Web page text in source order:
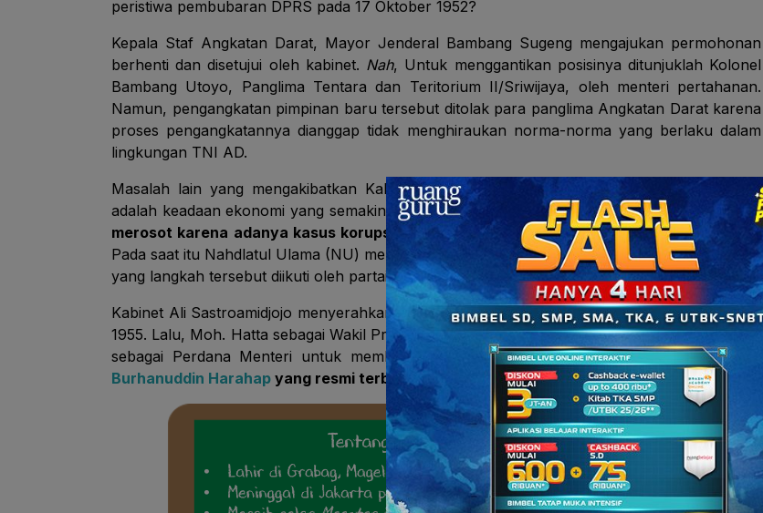
peristiwa pembubaran DPRS pada 17 Oktober 1952?
Kepala Staf Angkatan Darat, Mayor Jenderal Bambang Sugeng mengajukan permohonan
berhenti dan disetujui oleh kabinet. Nah, Untuk menggantikan posisinya ditunjuklah Kolonel
Bambang Utoyo, Panglima Tentara dan Teritorium II/Sriwijaya, oleh menteri pertahanan.
Namun, pengangkatan pimpinan baru tersebut ditolak para panglima Angkatan Darat karena
proses pengangkatannya dianggap tidak menghiraukan norma-norma yang berlaku dalam
lingkungan TNI AD.
Masalah lain yang mengakibatkan Kabinet Ali Sastroamidjoyo 1 menyerahkan mandatnya
adalah keadaan ekonomi yang semakin memburuk. Saat itu,
kepercayaan rakyat Indonesia
merosot karena adanya kasus korupsi dan inflasi
, terjadi pula keretakan di dalam kabinet.
Pada saat itu Nahdlatul Ulama (NU) memutuskan untuk menarik kembali menteri-menterinya,
yang langkah tersebut diikuti oleh partai-partai lainnya.
Kabinet Ali Sastroamidjojo menyerahkan mandatnya kepada Presiden Soekarno pada 24 Juli
1955. Lalu, Moh. Hatta sebagai Wakil Presiden menunjuk Burhanuddin Harahap dari Masyumi
sebagai Perdana Menteri untuk membentuk kabinet kerja yang disebut sebagai Kabinet
Burhanuddin Harahap yang resmi terbentuk pada 12 Agustus 1955.